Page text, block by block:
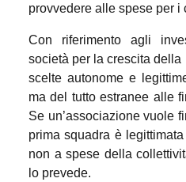
provvedere alle spese per i
Con riferimento agli
società per la crescita della
scelte autonome e
ma del tutto estranee alle
Se un’associazione vuole
prima squadra è
non a spese della
lo prevede.